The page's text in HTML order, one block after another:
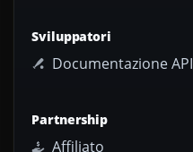
Sviluppatori
Documentazione API
Partnership
Affiliato